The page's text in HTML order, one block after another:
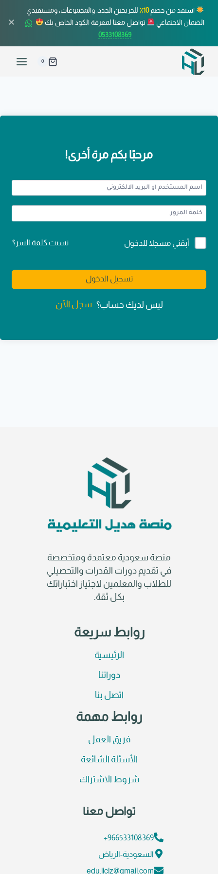
استفد من خصم10٪
للخريجين الجدد، والمجموعات، ومستفيدي
الضمان الاجتماعي
تواصل معنا لمعرفة الكود الخاص بك
0533108369
✕
0
مرحبًا بكم مرة أخرى!
Alternative:
أبقني مسجلا للدخول نسيت كلمة السر؟
تسجيل الدخول
ليس لديك حساب؟ سجل الآن
منصة سعودية معتمدة ومتخصصة
في تقديم دورات القدرات والتحصيلي
للطلاب والمعلمين لاجتياز اختباراتك
بكل ثقة.
روابط سريعة
الرئيسية
دوراتنا
اتصل بنا
روابط مهمة
فريق العمل
الأسئلة الشائعة
شروط الاشتراك
تواصل معنا
966533108369+
السعودية-الرياض
edu.liclz@gmail.com